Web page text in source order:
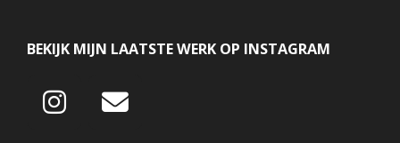
BEKIJK MIJN LAATSTE WERK OP INSTAGRAM